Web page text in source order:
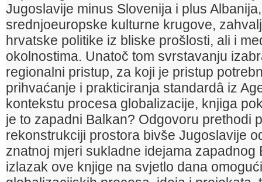
Jugoslavije minus Slovenija i plus
srednjoeuropske kulturne krugove,
hrvatske politike iz bliske prošlosti, ali i
okolnostima. Unatoč tom svrstavanju
regionalni pristup, za koji je pristup
prihvaćanje i prakticiranja standardâ iz
kontekstu procesa globalizacije, knjiga
je to zapadni Balkan? Odgovoru prethodi
rekonstrukciji prostora bivše Jugoslavije
znatnoj mjeri sukladne idejama zapadnog
izlazak ove knjige na svjetlo dana